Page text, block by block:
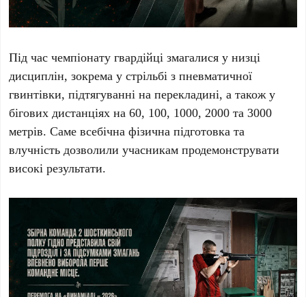
Під час чемпіонату гвардійці змагалися у низці
дисциплін, зокрема у стрільбі з пневматичної
гвинтівки, підтягуванні на перекладині, а також у
бігових дистанціях на 60, 100, 1000, 2000 та 3000
метрів. Саме всебічна фізична підготовка та
влучність дозволили учасникам продемонструвати
високі результати.